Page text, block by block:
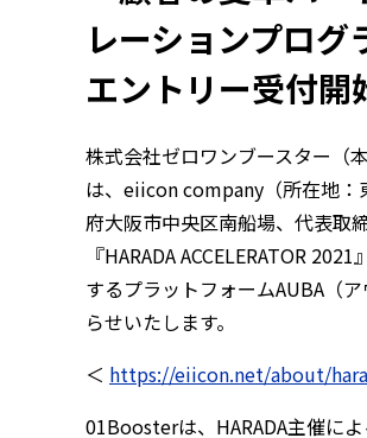
レーションプロ
エントリー受付開
株式会社ゼロワンブースター（
は、eiicon company（所在地：
府大阪市中央区南船場、代表取
『HARADA ACCELERATOR
するプラットフォームAUBA（
らせいたします。
＜ https://eiicon.net/about/
01Boosterは、HARADA主催に